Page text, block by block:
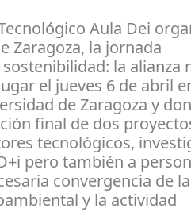
Aula Dei
Zaragoza, la jornada
la alianza
el jueves 6 de abril
de Zaragoza y
final de dos
tecnológicos,
pero también a
convergencia de la
y la actividad